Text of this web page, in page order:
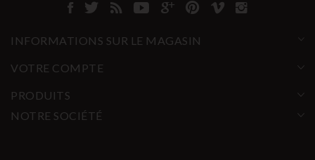
INFORMATIONS SUR LE MAGASIN
VOTRE COMPTE
PRODUITS
NOTRE SOCIÉTÉ